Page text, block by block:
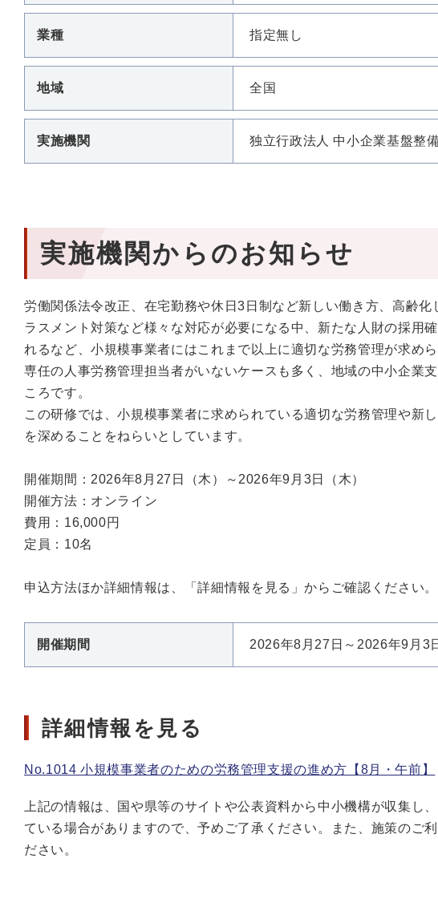
業種 指定無し
地域 全国
実施機関 独立行政法人 中小企業基盤整
実施機関からのお知らせ
労働関係法令改正、在宅勤務や休日3日制など新しい働き方、高齢
ラスメント対策など様々な対応が必要になる中、新たな人財の採用
れるなど、小規模事業者にはこれまで以上に適切な労務管理が求め
専任の人事労務管理担当者がいないケースも多く、地域の中小企業
ころです。
この研修では、小規模事業者に求められている適切な労務管理や新
を深めることをねらいとしています。
開催期間：2026年8月27日（木）～2026年9月3日（木）
開催方法：オンライン
費用：16,000円
定員：10名
申込方法ほか詳細情報は、「詳細情報を見る」からご確認ください。
開催期間 2026年8月27日～2026年9月3
詳細情報を見る
No.1014 小規模事業者のための労務管理支援の進め方【8月・午前】
上記の情報は、国や県等のサイトや公表資料から中小機構が収集し
ている場合がありますので、予めご了承ください。また、施策のご
ださい。